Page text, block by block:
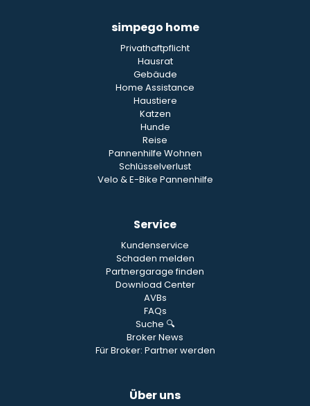
simpego home
Privathaftpflicht
Hausrat
Gebäude
Home Assistance
Haustiere
Katzen
Hunde
Reise
Pannenhilfe Wohnen
Schlüsselverlust
Velo & E-Bike Pannenhilfe
Service
Kundenservice
Schaden melden
Partnergarage finden
Download Center
AVBs
FAQs
Suche 🔍
Broker News
Für Broker: Partner werden
Über uns